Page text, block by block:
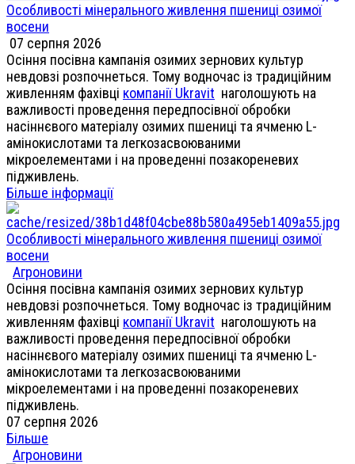
Особливості мінерального живлення пшениці озимої
восени
07 серпня 2026
Осіння посівна кампанія озимих зернових культур
невдовзі розпочнеться. Тому водночас із традиційним
живленням фахівці компанії Ukravit наголошують на
важливості проведення передпосівної обробки
насіннєвого матеріалу озимих пшениці та ячменю L-
амінокислотами та легкозасвоюваними
мікроелементами і на проведенні позакореневих
підживлень.
Більше інформації
Особливості мінерального живлення пшениці озимої
восени
Агроновини
Осіння посівна кампанія озимих зернових культур
невдовзі розпочнеться. Тому водночас із традиційним
живленням фахівці компанії Ukravit наголошують на
важливості проведення передпосівної обробки
насіннєвого матеріалу озимих пшениці та ячменю L-
амінокислотами та легкозасвоюваними
мікроелементами і на проведенні позакореневих
підживлень.
07 серпня 2026
Більше
Агроновини